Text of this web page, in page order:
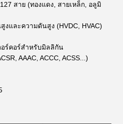
สาย (ทองแดง, สายเหล็ก, อลูมิ
งและความดันสูง (HVDC, HVAC)
อร์คอร์สําหรับมิลลิกัน
AAAC, ACCC, ACSS...)